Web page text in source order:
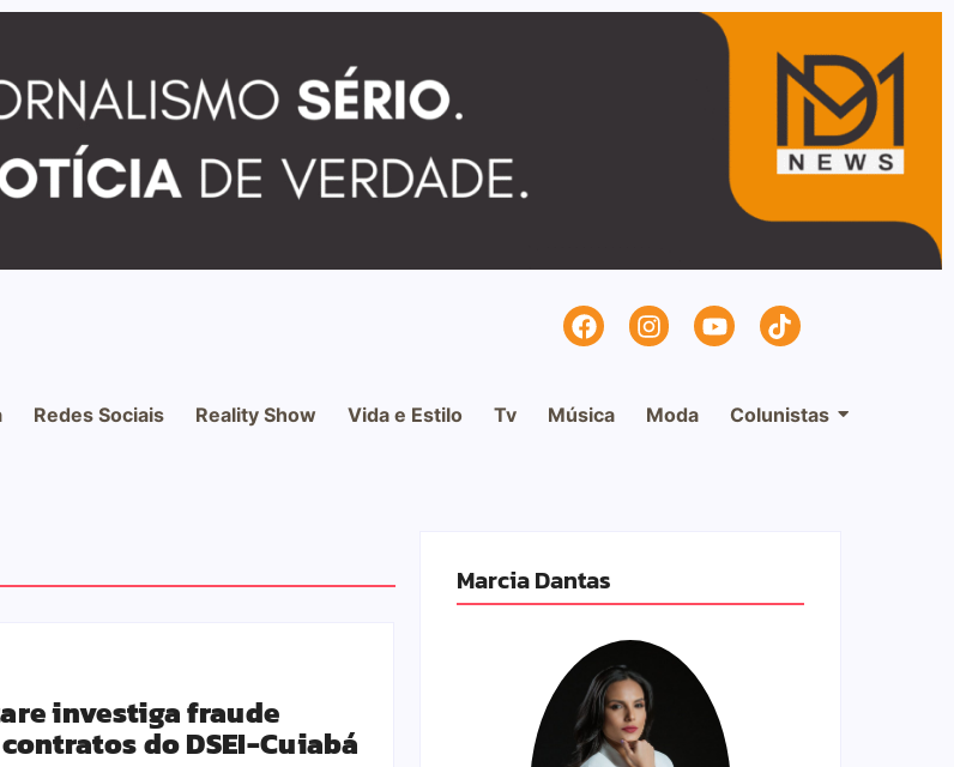
Redes Sociais Reality Show Vida e Estilo Tv Música Moda Colunistas
investiga fraude
do DSEI-Cuiabá
Marcia Dantas